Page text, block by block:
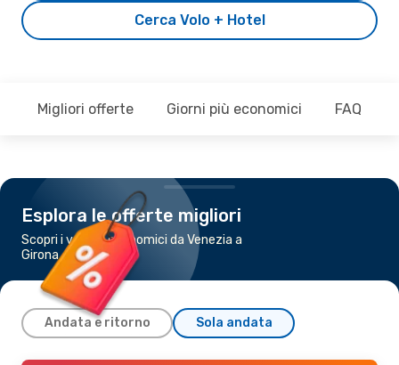
Cerca Volo + Hotel
Migliori offerte Giorni più economici FAQ
Esplora le offerte migliori
Scopri i voli più economici da Venezia a
Girona
Andata e ritorno Sola andata